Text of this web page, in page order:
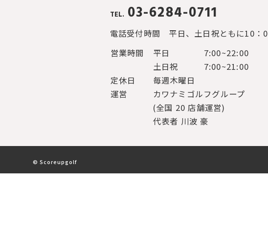
TEL. 03-6284-0711
電話受付時間 平日、土日祝ともに10：
営業時間
平日
7:00~22:00
土日祝
7:00~21:00
定休日
毎週木曜日
運営
カワナミゴルフグループ
(全国 20 店舗運営)
代表者 川波 豪
© Scoreupgolf